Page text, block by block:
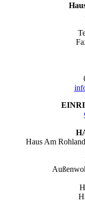
Haus Am